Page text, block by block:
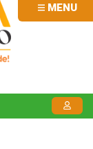
MENU